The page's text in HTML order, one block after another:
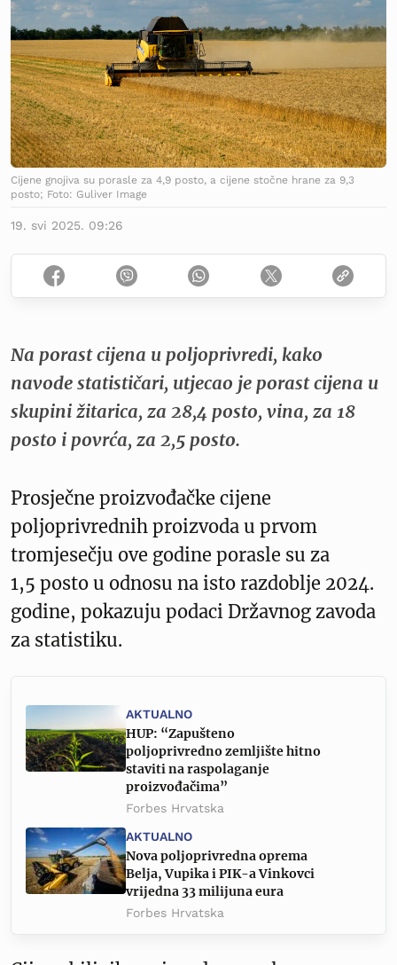
Cijene gnojiva su porasle za 4,9 posto, a cijene stočne hrane za 9,3
posto; Foto: Guliver Image
19. svi 2025. 09:26
Na porast cijena u poljoprivredi, kako
navode statističari, utjecao je porast cijena u
skupini žitarica, za 28,4 posto, vina, za 18
posto i povrća, za 2,5 posto.
Prosječne proizvođačke cijene
poljoprivrednih proizvoda u prvom
tromjesečju ove godine porasle su za
1,5 posto u odnosu na isto razdoblje 2024.
godine, pokazuju podaci Državnog zavoda
za statistiku.
AKTUALNO
HUP: “Zapušteno
poljoprivredno zemljište hitno
staviti na raspolaganje
proizvođačima”
Forbes Hrvatska
AKTUALNO
Nova poljoprivredna oprema
Belja, Vupika i PIK-a Vinkovci
vrijedna 33 milijuna eura
Forbes Hrvatska